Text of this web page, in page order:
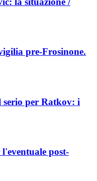
pre-Frosinone.
serio per Ratkov: i
post-